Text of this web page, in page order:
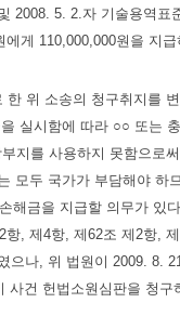
2008. 5. 2.자 기술용역
게 110,000,000원을 지
한 위 소송의 청구취지를
실시함에 따라 ○○ 또는
지를 사용하지 못함으로
모두 국가가 부담해야
해금을 지급할 의무가
, 제4항, 제62조 제2항,
으나, 위 법원이 2009. 8.
사건 헌법소원심판을 청구